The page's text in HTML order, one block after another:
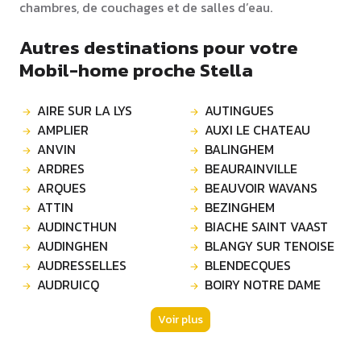
chambres, de couchages et de salles d’eau.
Autres destinations pour votre
Mobil-home proche Stella
AIRE SUR LA LYS
AMPLIER
ANVIN
ARDRES
ARQUES
ATTIN
AUDINCTHUN
AUDINGHEN
AUDRESSELLES
AUDRUICQ
AUTINGUES
AUXI LE CHATEAU
BALINGHEM
BEAURAINVILLE
BEAUVOIR WAVANS
BEZINGHEM
BIACHE SAINT VAAST
BLANGY SUR TENOISE
BLENDECQUES
BOIRY NOTRE DAME
Voir plus